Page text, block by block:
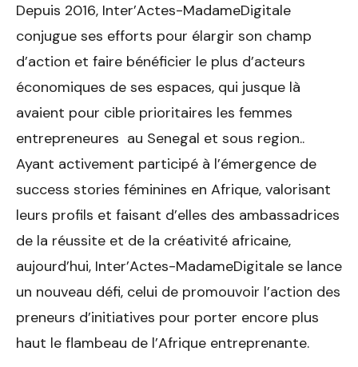
Depuis 2016, Inter’Actes-MadameDigitale
conjugue ses efforts pour élargir son champ
d’action et faire bénéficier le plus d’acteurs
économiques de ses espaces, qui jusque là
avaient pour cible prioritaires les femmes
entrepreneures au Senegal et sous region..
Ayant activement participé à l’émergence de
success stories féminines en Afrique, valorisant
leurs profils et faisant d’elles des ambassadrices
de la réussite et de la créativité africaine,
aujourd’hui, Inter’Actes-MadameDigitale se lance
un nouveau défi, celui de promouvoir l’action des
preneurs d’initiatives pour porter encore plus
haut le flambeau de l’Afrique entreprenante.